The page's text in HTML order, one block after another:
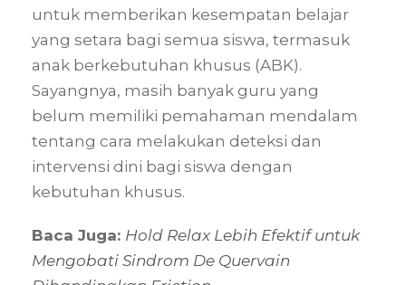
untuk memberikan kesempatan belajar
yang setara bagi semua siswa, termasuk
anak berkebutuhan khusus (ABK).
Sayangnya, masih banyak guru yang
belum memiliki pemahaman mendalam
tentang cara melakukan deteksi dan
intervensi dini bagi siswa dengan
kebutuhan khusus.
Baca Juga: Hold Relax Lebih Efektif untuk
Mengobati Sindrom De Quervain